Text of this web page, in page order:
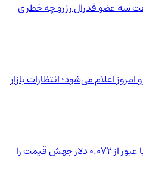
سه عضو فدرال رزرو چه خطری
اعلام می‌شود؛ انتظارات بازار
تحلیل قیمت دوج‌کوین؛ آیا عبور از ۰.۰۷۲ دلار جهش قیمت را